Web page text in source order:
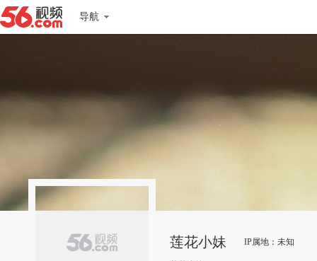
导航
莲花小妹 IP属地：未知